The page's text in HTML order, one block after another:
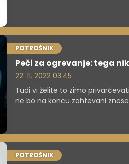
in jo zelo drago plačali, sami
neprijetno je, če so v hiši otroci
za to težavo je klimatska
vendar jo uporabljamo
Lahko pa nas tudi pogrejejo.
POTROŠNIK
Peči za ogrevanje: tega
22. 11. 2022 03.45
Tudi vi želite to zimo
ne bo na koncu zahtevani
POTROŠNIK